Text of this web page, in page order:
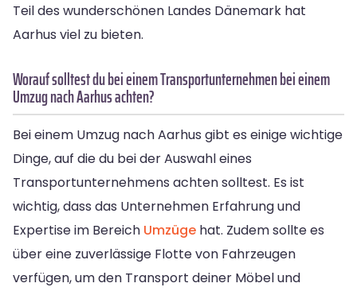
Teil des wunderschönen Landes Dänemark hat
Aarhus viel zu bieten.
Worauf solltest du bei einem Transportunternehmen bei einem
Umzug nach Aarhus achten?
Bei einem Umzug nach Aarhus gibt es einige wichtige
Dinge, auf die du bei der Auswahl eines
Transportunternehmens achten solltest. Es ist
wichtig, dass das Unternehmen Erfahrung und
Expertise im Bereich Umzüge hat. Zudem sollte es
über eine zuverlässige Flotte von Fahrzeugen
verfügen, um den Transport deiner Möbel und